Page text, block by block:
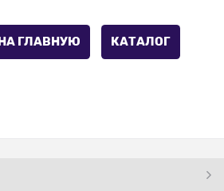
ГЛАВНУЮ КАТАЛОГ